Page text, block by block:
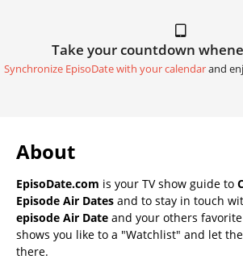
Take your countdown
Synchronize EpisoDate with your calendarand
About
EpisoDate.com is your TV show guide to
Episode Air Dates and to stay in touch
episode Air Date and your others
shows you like to a "Watchlist" and let
there.